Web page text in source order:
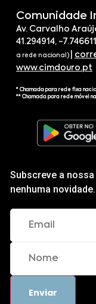
Comunidade
Av. Carvalho
41.294914, -
a rede nacional)
www.cimdouro.pt
* Chamada para rede fixa
** Chamada para rede móvel
Subscreve a
nenhuma novidade.